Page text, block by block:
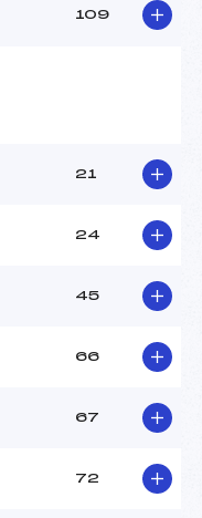
109
21
24
45
66
67
72